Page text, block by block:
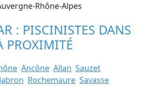
Rhône-Alpes
: PISCINISTES DANS
PROXIMITÉ
Ancône Allan Sauzet
Rochemaure Savasse